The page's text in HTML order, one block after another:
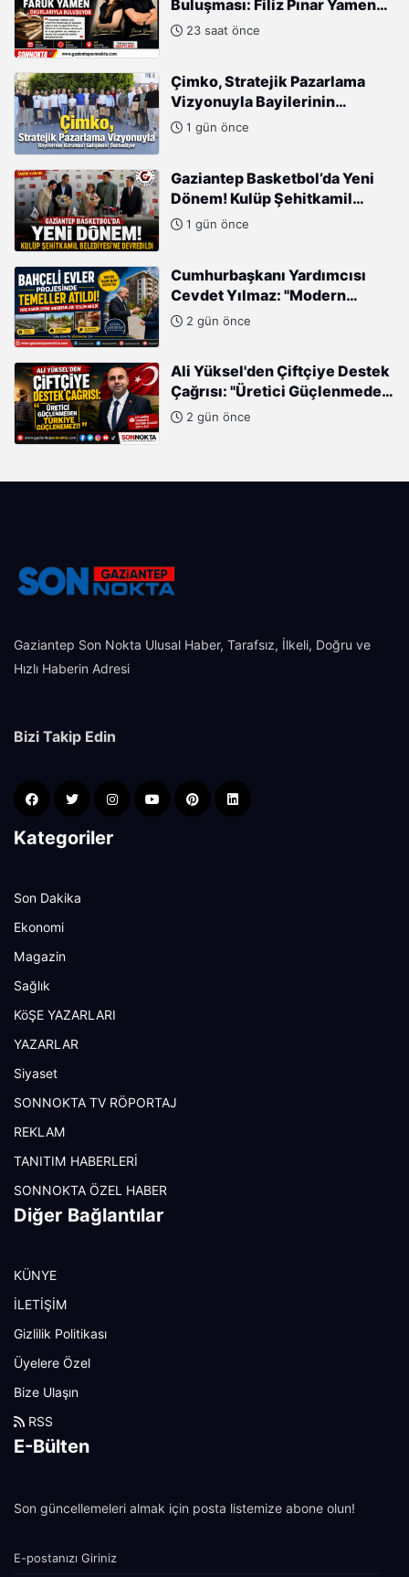
Buluşması: Filiz Pınar Yamen
ve Faruk Yamen Okurlarıyla
23 saat önce
Çimko, Stratejik Pazarlama
Vizyonuyla Bayilerinin
Kurumsal Gelişimini
1 gün önce
Gaziantep Basketbol’da Yeni
Dönem! Kulüp Şehitkamil
Belediyesi’ne Devredildi
1 gün önce
Cumhurbaşkanı Yardımcısı
Cevdet Yılmaz: "Modern
Türkiye'nin İmarında
2 gün önce
Ali Yüksel'den Çiftçiye Destek
Çağrısı: "Üretici Güçlenmeden
Türkiye Güçlenemez!"
2 gün önce
Gaziantep Son Nokta Ulusal Haber, Tarafsız, İlkeli, Doğru ve
Hızlı Haberin Adresi
Bizi Takip Edin
Kategoriler
Son Dakika
Ekonomi
Magazin
Sağlık
KöŞE YAZARLARI
YAZARLAR
Siyaset
SONNOKTA TV RÖPORTAJ
REKLAM
TANITIM HABERLERİ
SONNOKTA ÖZEL HABER
Diğer Bağlantılar
KÜNYE
İLETİŞİM
Gizlilik Politikası
Üyelere Özel
Bize Ulaşın
RSS
E-Bülten
Son güncellemeleri almak için posta listemize abone olun!